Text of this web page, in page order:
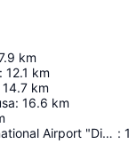
km
: 12.1 km
14.7 km
: 16.6 km
Zakynthos International Airport "Dionysios Solomos" :